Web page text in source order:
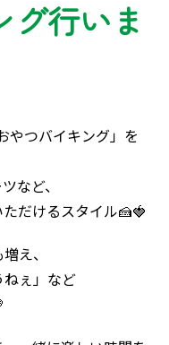
グ行いま
やつバイキング」を
など、
だけるスタイル🍰🍓
え、
ねぇ」など